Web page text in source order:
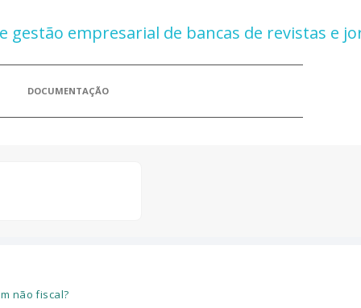
DOCUMENTAÇÃO
não fiscal?